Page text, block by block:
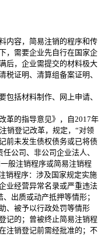
内容，简易注销的程序和传
，需要企业先自行在国家企
后，企业需提交的材料极大
税证明、清算组备案证明、
包括材料制作、网上申请、
革的指导意见》，自2017年
销登记改革，规定，“对领
前未发生债权债务或已将债
公司、非公司企业法人、
般注销程序或简易注销程
销程序：涉及国家规定实施
业经营异常名录或严重违法
出质或动产抵押等情形；
、被予以行政处罚等情形
记的；曾被终止简易注销程
注销登记前需经批准的；不